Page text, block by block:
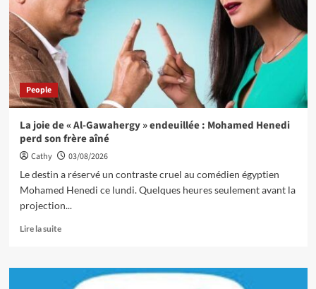
People
La joie de « Al-Gawahergy » endeuillée : Mohamed Henedi
perd son frère aîné
Cathy
03/08/2026
Le destin a réservé un contraste cruel au comédien égyptien
Mohamed Henedi ce lundi. Quelques heures seulement avant la
projection...
Lire la suite